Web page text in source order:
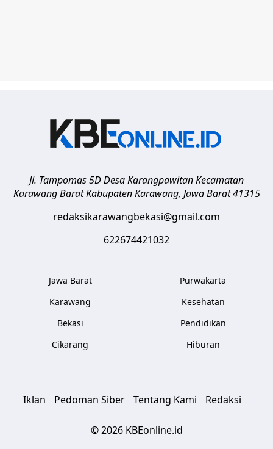
Jl. Tampomas 5D Desa Karangpawitan Kecamatan
Karawang Barat Kabupaten Karawang, Jawa Barat 41315
redaksikarawangbekasi@gmail.com
622674421032
Jawa Barat
Karawang
Bekasi
Cikarang
Purwakarta
Kesehatan
Pendidikan
Hiburan
Iklan Pedoman Siber Tentang Kami Redaksi
© 2026 KBEonline.id